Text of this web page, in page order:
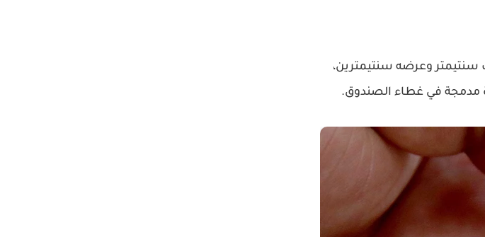
وعرضه سنتيمترين،
مدمجة في غطاء الصندوق.